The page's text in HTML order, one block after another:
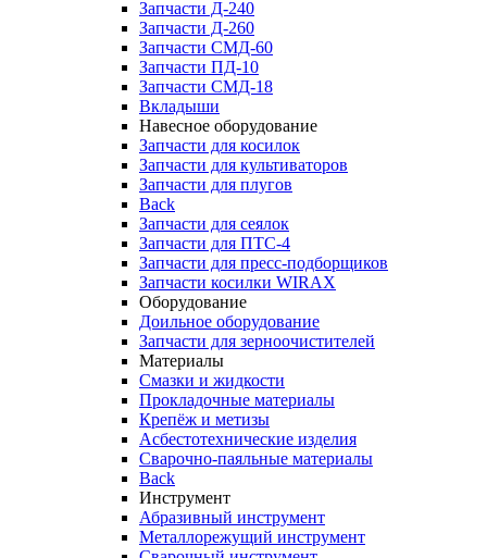
Запчасти Д-240
Запчасти Д-260
Запчасти СМД-60
Запчасти ПД-10
Запчасти СМД-18
Вкладыши
Навесное оборудование
Запчасти для косилок
Запчасти для культиваторов
Запчасти для плугов
Back
Запчасти для сеялок
Запчасти для ПТС-4
Запчасти для пресс-подборщиков
Запчасти косилки WIRAX
Оборудование
Доильное оборудование
Запчасти для зерноочистителей
Материалы
Смазки и жидкости
Прокладочные материалы
Крепёж и метизы
Асбестотехнические изделия
Сварочно-паяльные материалы
Back
Инструмент
Абразивный инструмент
Металлорежущий инструмент